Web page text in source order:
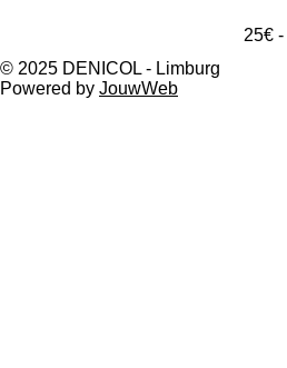
© 2025 DENICOL - Limburg
Powered by JouwWeb